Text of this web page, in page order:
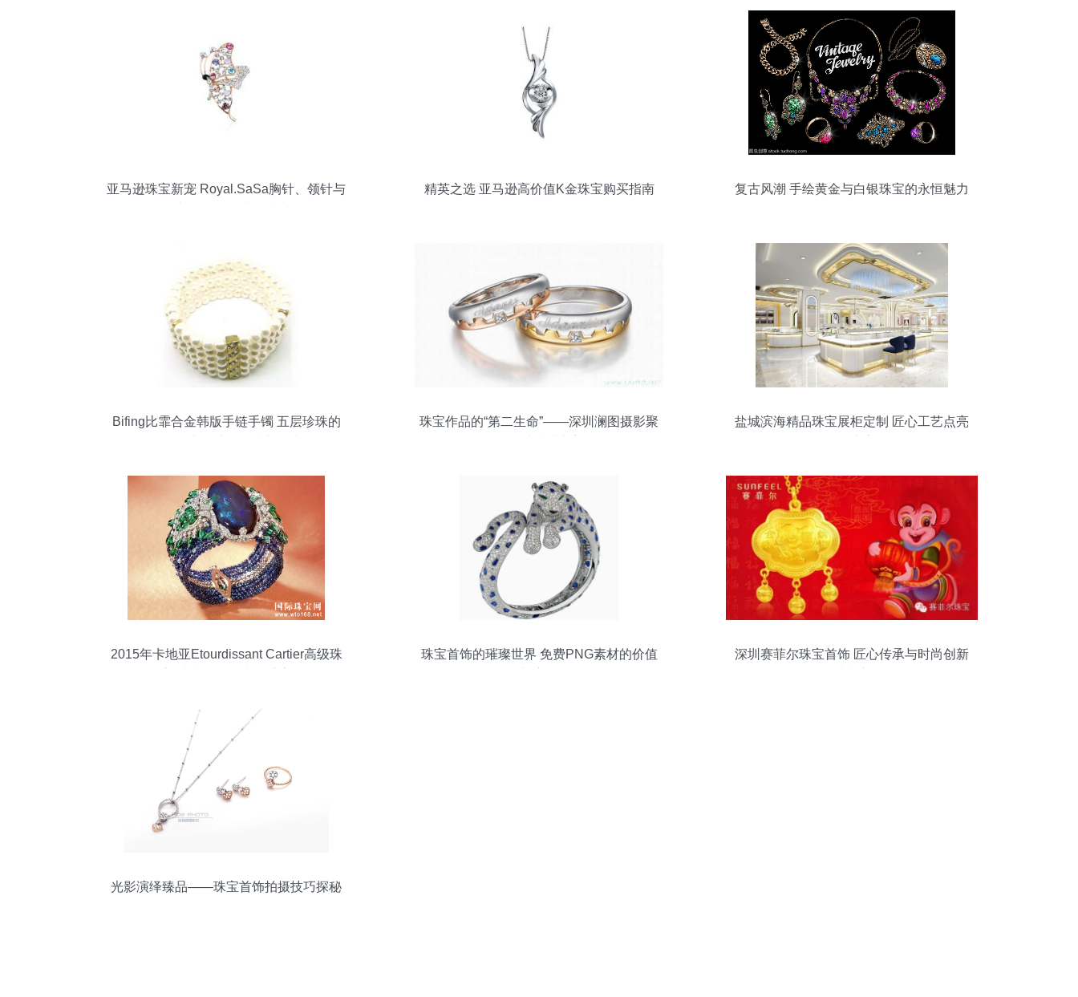
亚马逊珠宝新宠 Royal.SaSa胸针、领针与
精英之选 亚马逊高价值K金珠宝购买指南 复古风潮 手绘黄金与白银珠宝的永恒魅力
Bifing比霏合金韩版手链手镯 五层珍珠的
珠宝作品的“第二生命”——深圳澜图摄影聚
盐城滨海精品珠宝展柜定制 匠心工艺点亮
2015年卡地亚Etourdissant Cartier高级珠
珠宝首饰的璀璨世界 免费PNG素材的价值
深圳赛菲尔珠宝首饰 匠心传承与时尚创新
光影演绎臻品——珠宝首饰拍摄技巧探秘